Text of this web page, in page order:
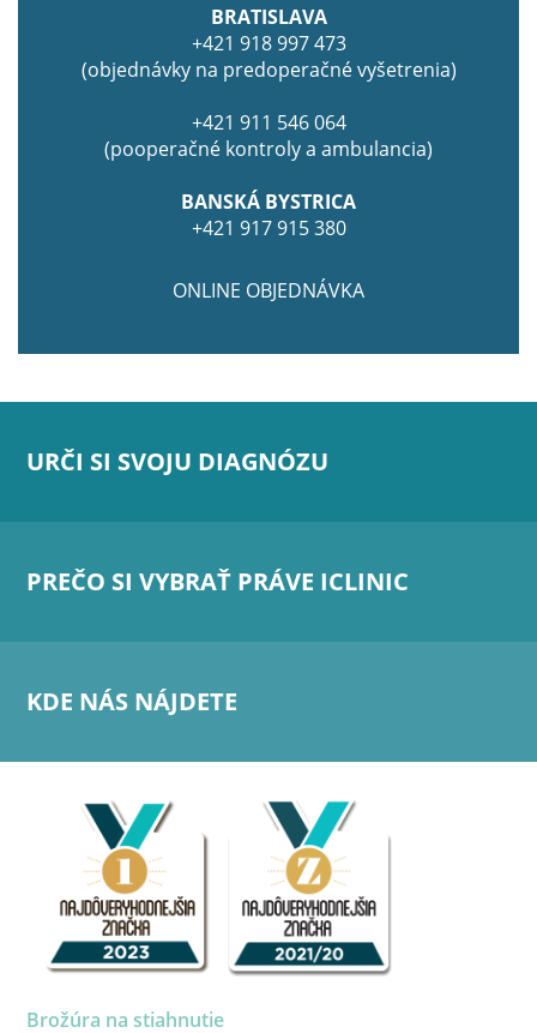
BRATISLAVA
+421 918 997 473
(objednávky na predoperačné vyšetrenia)
+421 911 546 064
(pooperačné kontroly a ambulancia)
BANSKÁ BYSTRICA
+421 917 915 380
ONLINE OBJEDNÁVKA
URČI SI SVOJU DIAGNÓZU
PREČO SI VYBRAŤ PRÁVE ICLINIC
KDE NÁS NÁJDETE
Brožúra na stiahnutie